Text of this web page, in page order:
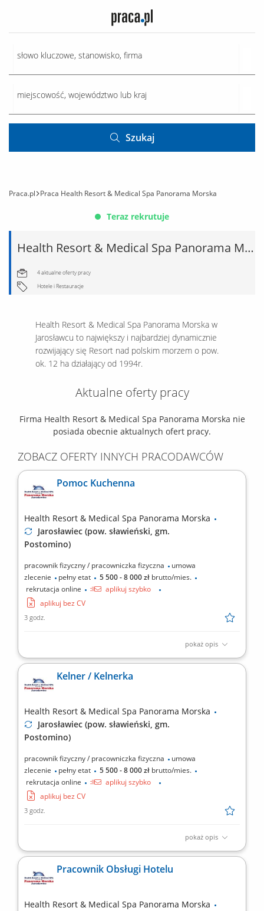
Szukaj
Praca.pl Praca Health Resort & Medical Spa Panorama Morska
Teraz rekrutuje
Health Resort & Medical Spa Panorama Morska
4 aktualne oferty pracy
Hotele i Restauracje
Health Resort & Medical Spa Panorama Morska w
Jarosławcu to największy i najbardziej dynamicznie
rozwijający się Resort nad polskim morzem o pow.
ok. 12 ha działający od 1994r.
Aktualne oferty pracy
Firma Health Resort & Medical Spa Panorama Morska nie
posiada obecnie aktualnych ofert pracy.
ZOBACZ OFERTY INNYCH PRACODAWCÓW
Pomoc Kuchenna
Health Resort & Medical Spa Panorama Morska
Jarosławiec (pow. sławieński, gm.
Postomino)
pracownik fizyczny / pracowniczka fizyczna
umowa
zlecenie
pełny etat 5 500 - 8 000 zł brutto/mies.
rekrutacja online
aplikuj szybko
aplikuj bez CV
3 godz.
pokaż opis
Zakres obowiązków: pomoc w przygotowywaniu posiłków;
pracy; zmywanie naczyń;
Kelner / Kelnerka
Health Resort & Medical Spa Panorama Morska
Jarosławiec (pow. sławieński, gm.
Postomino)
pracownik fizyczny / pracowniczka fizyczna
umowa
zlecenie
pełny etat 5 500 - 8 000 zł brutto/mies.
rekrutacja online
aplikuj szybko
aplikuj bez CV
3 godz.
pokaż opis
Zakres obowiązków: obsługa klientów w punktach sprzedaży
zewnętrznych; zapewnienie wysokiej jakości obsługi kelnerskiej i
barmańskiej; przestrzeganie przepisów i procedur
Pracownik Obsługi Hotelu
Health Resort & Medical Spa Panorama Morska